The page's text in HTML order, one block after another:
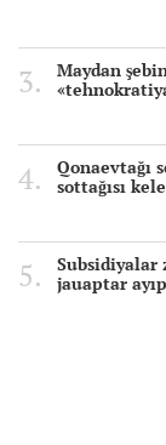
Maydan
Qonaevtağı
sottağısı
Subsidiyalar
jauaptar